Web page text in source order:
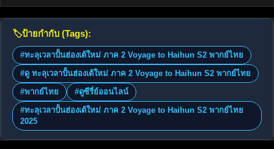
🏷️ป้ายกำกับ (Tags):
#ทะลุเวลาปั้นฮ่องเต้ใหม่ ภาค 2 Voyage to Haihun S2 พากย์ไทย
#ดู ทะลุเวลาปั้นฮ่องเต้ใหม่ ภาค 2 Voyage to Haihun S2 พากย์ไทย
#พากย์ไทย
#ดูซีรี่ย์ออนไลน์
#ทะลุเวลาปั้นฮ่องเต้ใหม่ ภาค 2 Voyage to Haihun S2 พากย์ไทย
2025